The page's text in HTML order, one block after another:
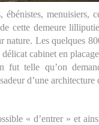
ébénistes, menuisiers,
cette demeure
nature. Les quelques
délicat cabinet en
fut telle qu’on
d’une
« d’entrer » et